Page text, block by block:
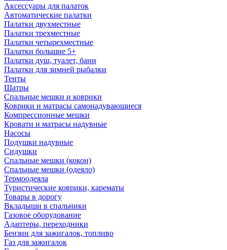
Аксессуары для палаток
Автоматические палатки
Палатки двухместные
Палатки трехместные
Палатки четырехместные
Палатки большие 5+
Палатки душ, туалет, бани
Палатки для зимней рыбалки
Тенты
Шатры
Спальные мешки и коврики
Коврики и матрасы самонадувающиеся
Компрессионные мешки
Кровати и матрасы надувные
Насосы
Подушки надувные
Сидушки
Спальные мешки (кокон)
Спальные мешки (одеяло)
Термоодеяла
Туристические коврики, карематы
Товары в дорогу
Вкладыши в спальники
Газовое оборудование
Адаптеры, переходники
Бензин для зажигалок, топливо
Газ для зажигалок